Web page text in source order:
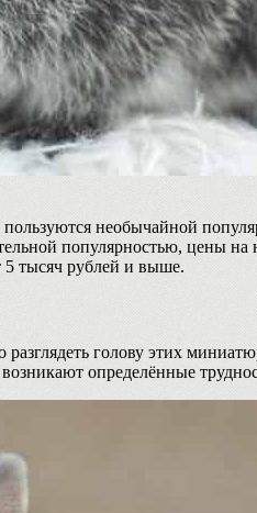
необычайной
популярностью, цены на
тысяч рублей и выше.
голову этих
определённые